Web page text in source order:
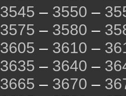
3545 – 3550 –
3575 – 3580 –
3605 – 3610 –
3635 – 3640 –
3665 – 3670 –